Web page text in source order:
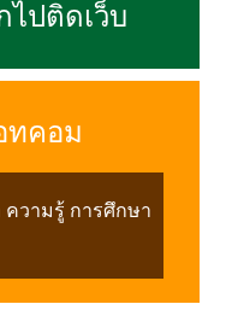
ปติดเว็บ
ทคอม
ความรู้ การศึกษา